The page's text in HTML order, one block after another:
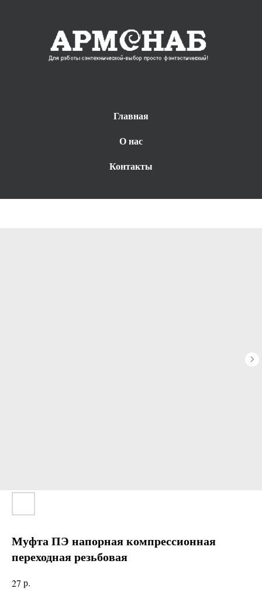
Главная
О нас
Контакты
Муфта ПЭ напорная компрессионная
переходная резьбовая
27 р.